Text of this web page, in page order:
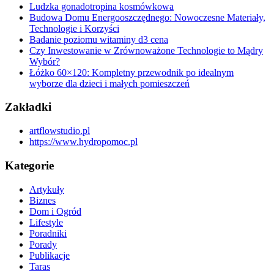
Ludzka gonadotropina kosmówkowa
Budowa Domu Energooszczędnego: Nowoczesne Materiały,
Technologie i Korzyści
Badanie poziomu witaminy d3 cena
Czy Inwestowanie w Zrównoważone Technologie to Mądry
Wybór?
Łóżko 60×120: Kompletny przewodnik po idealnym
wyborze dla dzieci i małych pomieszczeń
Zakładki
artflowstudio.pl
https://www.hydropomoc.pl
Kategorie
Artykuły
Biznes
Dom i Ogród
Lifestyle
Poradniki
Porady
Publikacje
Taras